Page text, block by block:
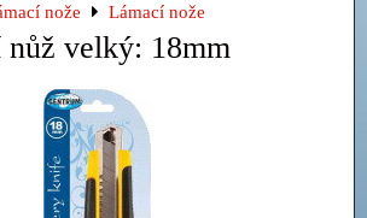
nože Lámací nože
nůž velký: 18mm